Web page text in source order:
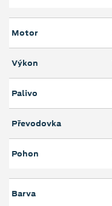
Motor
Výkon
Palivo
Převodovka
Pohon
Barva